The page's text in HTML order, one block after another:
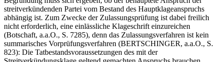
streitverkündenden Partei vom Bestand des Hauptklageanspruchs
abhängig ist. Zum Zwecke der Zulassungsprüfung ist dabei freilich
nicht erforderlich, eine einlässliche Klageschrift einzureichen
(Botschaft, a.a.O., S. 7285), denn das Zulassungsverfahren ist kein
summarisches Vorprüfungsverfahren (BERTSCHINGER, a.a.O., S.
823): Die Tatbestandsvoraussetzungen des mit der